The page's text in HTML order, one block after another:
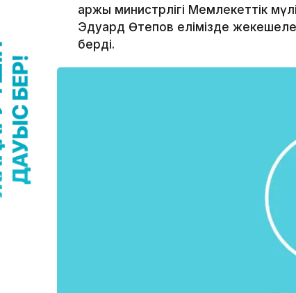
Қаржы министрлігі Мемлекеттік
Эдуард Өтепов елімізде
берді.